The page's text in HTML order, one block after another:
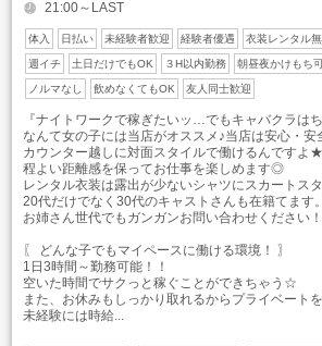
21:00～LAST
体入 日払い 未経験者歓迎 経験者優遇 衣装レンタル
週イチ 土日だけでもOK ３H以内勤務 朝昼夜かけもち
ノルマなし 飲めなくてもOK 友人同士歓迎
『ナイトワークで稼ぎたいッ…でもキャバクラは
なんて女の子には当店がオススメ♪当店は安心・安
カウンター越しに対面スタイルで働けるんですよ★
程よい距離感を保ってお仕事を楽しめます◎
レンタル衣装は露出が少ないシャツにスカートス
20代だけでなく30代のキャストさんも在籍てます。
お姉さん世代でもガンガンお問い合わせください！
〖 どんな子でもマイペースに働ける環境！ 〗
1日3時間～勤務可能！！
空いた時間でサクっと稼ぐことができちゃう☆
また、お休みもしっかり取れるからプライベート
未経験には時給...